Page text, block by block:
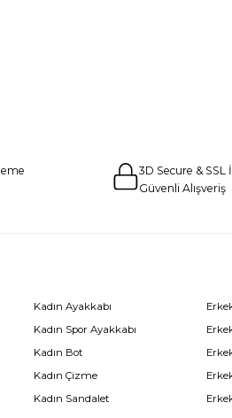
3D Secure & SSL
Güvenli Alışveriş
Kadın Ayakkabı
Kadın Spor Ayakkabı
Kadın Bot
Kadın Çizme
Kadın Sandalet